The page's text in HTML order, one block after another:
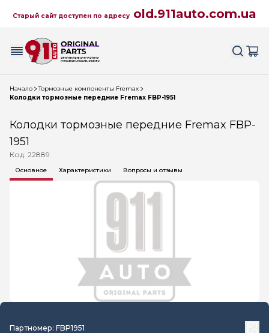
Старый сайт доступен по адресу old.911auto.com.ua
Начало
Тормозные компоненты Fremax
Колодки тормозные передние Fremax FBP-1951
Колодки тормозные передние Fremax FBP-
1951
Код: 22889
Основное Характеристики Вопросы и отзывы
Партномер: FBP1951